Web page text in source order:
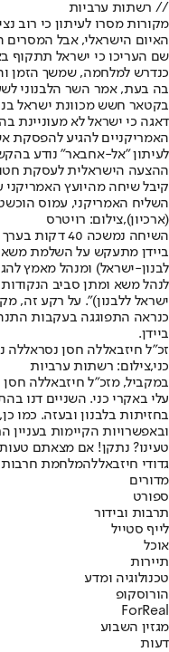
// רשתות ערביות
מקורות מסרו לעיתון כי רוב
האיום הישראלי, אבל המסרים
שם העריכו כי ישראל תתקוף
כנדרש למלחמה, שמשך הזמן
בה בעת, אמר השר הלבנוני
בקטאר חשש מכוונת ישראל
דאגה כי ישראל לא מעוניינת
האמריקניים להגיע להפסקת
לעיתון "אל-אחבאר" נודע
ההצעה הישראלית לעסקת
קיבל שיחה מהיועץ האמריקני
השליח האמריקני, עמוס
(ארכיון),צילום: רויטרס
השיחה נמשכה
ביידן מתעקש על השלמת משא
לבנון-ישראל) ומנהל מאמץ
לנהל משא ומתן סביב
ישראל ללבנון)". על רקע זה,
כנראה התפוגגה בעקבות
ביידן.
זכ"ל חיזבאללה חסן נסראללה
כני,צילום: רשתות ערביות
במקביל, מזכ"ל חיזבאללה
עלי באקרי כני. השניים דנו
בחזיתות בלבנון ובעזה. כמו
ובאפשרויות הקיימות בעניין
טעינו? נתקן! אם מצאתם
גדודי חיזבאללהמלחמת חרבות
מדורים
ספורט
תרבות ובידור
לייף סטייל
אוכל
תיירות
טכנולוגיה ומדע
הורוסקופ
ForReal
מגזין השבוע
דעות